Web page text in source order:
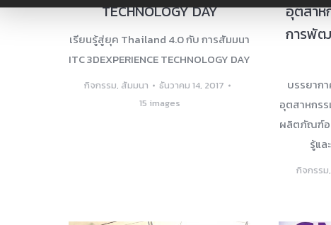
TECHNOLOGY DAY
เรียนรู้สู่ยุค Thailand 4.0 กับ การสัมมนา
ITC 3DEXPERIENCE TECHNOLOGY DAY
กิจกรรม, สัมมนา
ธันวาคม 14, 2017
15 images
อุตสาห
การพั
บรรยาก
อุตสาหกร
ผลิตภัณฑ์อ
รู้แ
กิจกรรม,